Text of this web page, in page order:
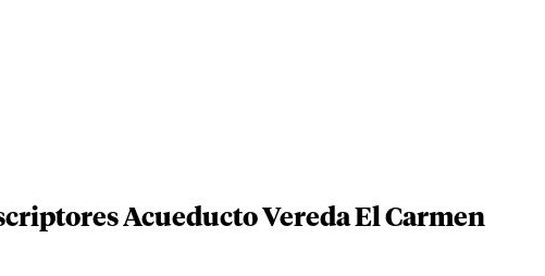
Acueducto Vereda El Carmen